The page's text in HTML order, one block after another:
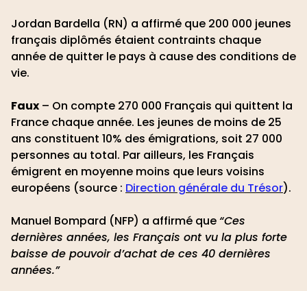
Jordan Bardella (RN) a affirmé que 200 000 jeunes
français diplômés étaient contraints chaque
année de quitter le pays à cause des conditions de
vie.
Faux – On compte 270 000 Français qui quittent la
France chaque année. Les jeunes de moins de 25
ans constituent 10% des émigrations, soit 27 000
personnes au total. Par ailleurs, les Français
émigrent en moyenne moins que leurs voisins
européens (source : Direction générale du Trésor).
Manuel Bompard (NFP) a affirmé que“Ces
dernières années, les Français ont vu la plus forte
baisse de pouvoir d’achat de ces 40 dernières
années.”